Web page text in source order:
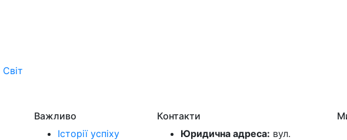
Світ
Важливо
Історії успіху
Контакти
Юридична адреса: вул.